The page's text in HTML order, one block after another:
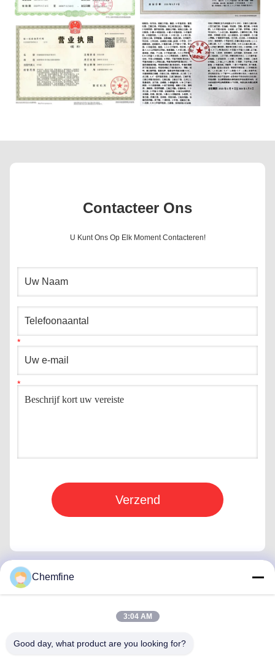
Contacteer Ons
U Kunt Ons Op Elk Moment Contacteren!
Verzend
Zaal 924, Road van No.813 Yinxiu, Wuxi-Stad, Jiangsu,
Chemfine
3:04 AM
Good day, what product are you looking for?